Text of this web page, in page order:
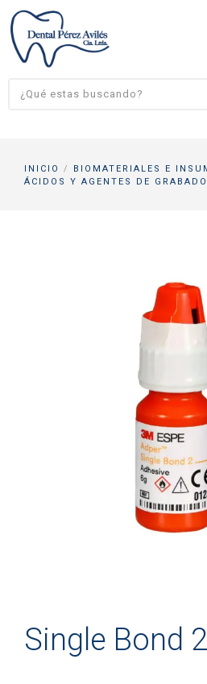
INICIO / BIOMATERIALES E
ÁCIDOS Y AGENTES DE GRABADO
Single Bond